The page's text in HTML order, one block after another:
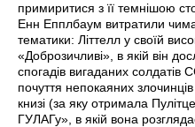
примиритися з її темнішою
Енн Епплбаум витратили
тематики: Літтелл у своїй
«Доброзичливі», в якій він
спогадів вигаданих солдатів
почуття непокаяних
книзі (за яку отримала
ГУЛАГу», в якій вона